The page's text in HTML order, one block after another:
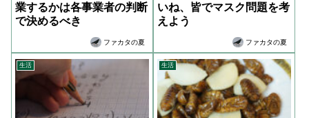
業するかは各事業者の判断
で決めるべき
ファカタの夏
いね、皆でマスク問題を考
えよう
ファカタの夏
生活 生活